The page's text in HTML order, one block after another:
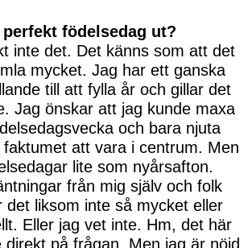
födelsedag ut?
inte det. Det känns som att det
mycket. Jag har ett ganska
till att fylla år och gillar det
Jag önskar att jag kunde maxa
och bara njuta
att vara i centrum. Men
lite som nyårsafton.
från mig själv och folk
det liksom inte så mycket eller
Eller jag vet inte. Hm, det här
direkt på frågan. Men jag är nöjd